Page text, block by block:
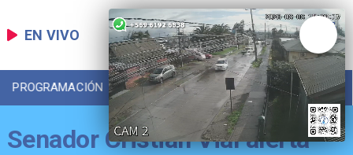
EN VIVO
PROGRAMACIÓN LOCAL DEPORTES
Senador Cristián Vial alerta